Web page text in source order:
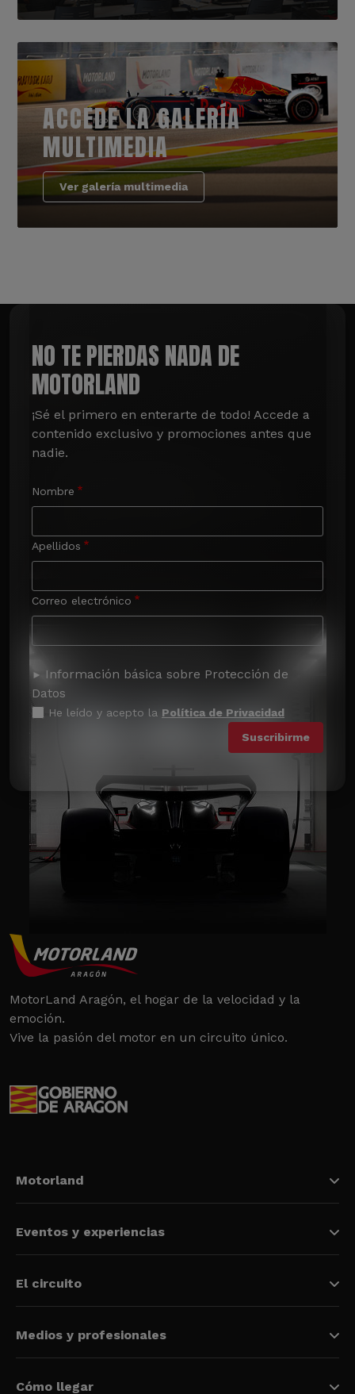
ACCEDE LA GALERÍA
MULTIMEDIA
Ver galería multimedia
NO TE PIERDAS NADA DE
MOTORLAND
¡Sé el primero en enterarte de todo! Accede a
contenido exclusivo y promociones antes que
nadie.
Nombre
Apellidos
Correo electrónico
Información básica sobre Protección de
Datos
He leído y acepto la Política de Privacidad
MotorLand Aragón, el hogar de la velocidad y la
emoción.
Vive la pasión del motor en un circuito único.
Motorland
Eventos y experiencias
El circuito
Medios y profesionales
Cómo llegar